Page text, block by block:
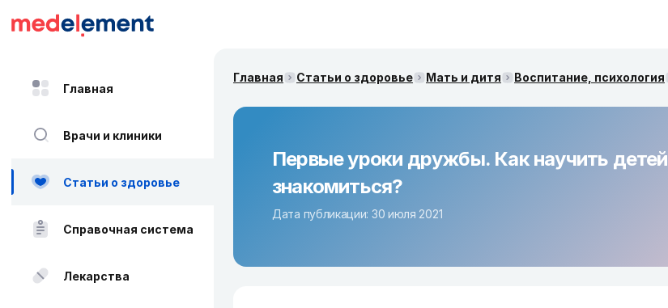
Главная
Врачи и клиники
Статьи о здоровье
Справочная система
Лекарства
Главная Статьи о здоровье Мать и дитя Воспитание, психология
Первые уроки дружбы. Как научить детей
знакомиться?
Дата публикации: 30 июля 2021